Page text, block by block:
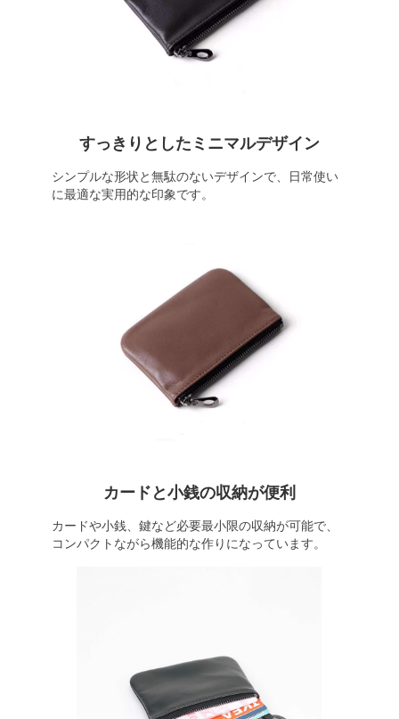
すっきりとしたミニマルデザイン
シンプルな形状と無駄のないデザインで、日常使い
に最適な実用的な印象です。
カードと小銭の収納が便利
カードや小銭、鍵など必要最小限の収納が可能で、
コンパクトながら機能的な作りになっています。